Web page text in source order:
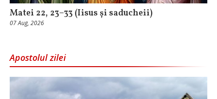
Matei 22, 23–33 (Iisus și saducheii)
07 Aug, 2026
Apostolul zilei